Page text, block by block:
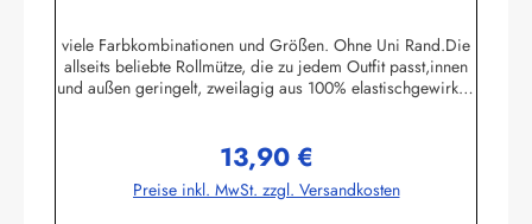
viele Farbkombinationen und Größen. Ohne Uni Rand.Die
allseits beliebte Rollmütze, die zu jedem Outfit passt,innen
und außen geringelt, zweilagig aus 100% elastischgewirkter
zu allen Ringelmuster - Hemden. Größe 0 - bis 46 cm
Kopfumfang (bis 18 Monate)Größe 1 - bis 52 cm
Kopfumfang (Kleinkinder)Größe 2 - bis 55 cm Kopfumfang
Regulärer Preis:
13,90 €
Preise inkl. MwSt. zzgl. Versandkosten